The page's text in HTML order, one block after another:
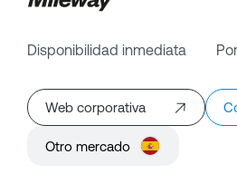
Disponibilidad inmediata
Web corporativa
Otro mercado